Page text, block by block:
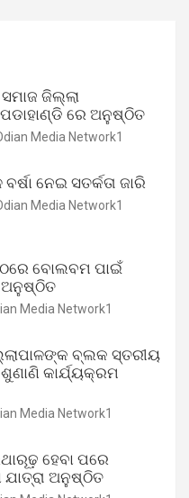
ଜିଲ୍ଲା
ରେ ଅନୁଷ୍ଠିତ
Media Network1
ନେଇ ସତର୍କତା ଜାରି
Media Network1
ବୋଲବମ ପାଇଁ
Media Network1
ବ୍ଲକ ସ୍ତରୀୟ
କାର୍ଯ୍ୟକ୍ରମ
Media Network1
ହେବା ପରେ
ଯାତ୍ରା ଅନୁଷ୍ଠିତ